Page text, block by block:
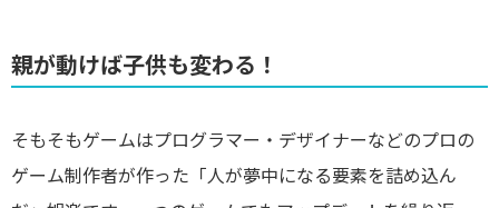
親が動けば子供も変わる！
そもそもゲームはプログラマー・デザイナーなどのプロの
ゲーム制作者が作った「人が夢中になる要素を詰め込ん